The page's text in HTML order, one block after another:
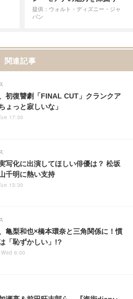
提供：ウォルト・ディズニー・ジャ
パン
関連記事
初復讐劇「FINAL CUT」クランクア
ょっと寂しいな」
17:30
写化に出演してほしい俳優は？ 松坂
千明に熱い支持
13:30
亀梨和也×橋本環奈と三角関係に！慣
「恥ずかしい」!?
6:00